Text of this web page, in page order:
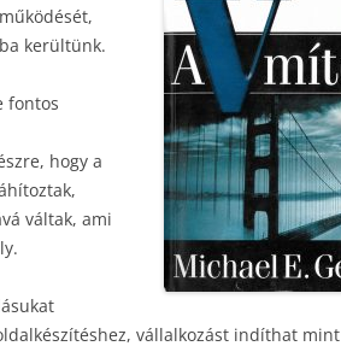
kerültünk.
fontos
hogy a
váltak, ami
vállalkozást indíthat mint